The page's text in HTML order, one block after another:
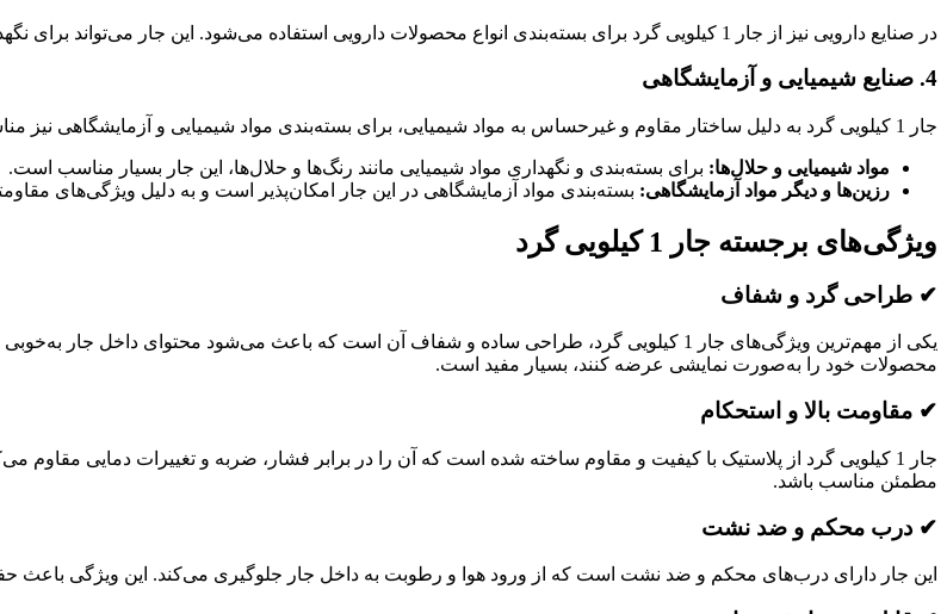
در صنایع دارویی نیز از جار 1 کیلویی گرد برای بسته‌بندی انواع محصولات دارویی استفاده می‌شود. این جار می‌تواند برای نگهداری و بسته‌بندی داروهای گیاهی، مکمل‌ها و شربت‌ها به کار رود.
4. صنایع شیمیایی و آزمایشگاهی
جار 1 کیلویی گرد به دلیل ساختار مقاوم و غیرحساس به مواد شیمیایی، برای بسته‌بندی مواد شیمیایی و آزمایشگاهی نیز مناسب است:
مواد شیمیایی و حلال‌ها: برای بسته‌بندی و نگهداری مواد شیمیایی مانند رنگ‌ها و حلال‌ها، این جار بسیار مناسب است.
رزین‌ها و دیگر مواد آزمایشگاهی: بسته‌بندی مواد آزمایشگاهی در این جار امکان‌پذیر است و به دلیل ویژگی‌های
ویژگی‌های برجسته جار 1 کیلویی گرد
✔ طراحی گرد و شفاف
یکی از مهم‌ترین ویژگی‌های جار 1 کیلویی گرد، طراحی ساده و شفاف آن است که باعث می‌شود محتوای
محصولات خود را به‌صورت نمایشی عرضه کنند، بسیار مفید است.
✔ مقاومت بالا و استحکام
جار 1 کیلویی گرد از پلاستیک با کیفیت و مقاوم ساخته شده است که آن را در برابر فشار، ضربه و تغییرات دمایی
مطمئن مناسب باشد.
✔ درب محکم و ضد نشت
این جار دارای درب‌های محکم و ضد نشت است که از ورود هوا و رطوبت به داخل جار جلوگیری می‌کند. این ویژگی باعث